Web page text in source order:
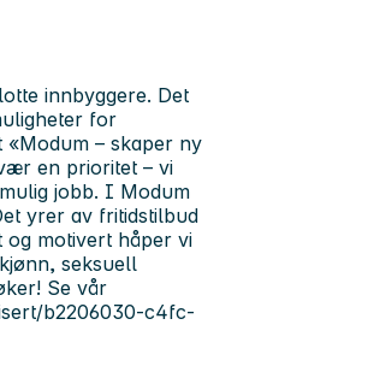
innbyggere. Det
for
– skaper ny
en prioritet – vi
jobb. I Modum
yrer av fritidstilbud
og motivert håper vi
seksuell
Se vår
b2206030-c4fc-